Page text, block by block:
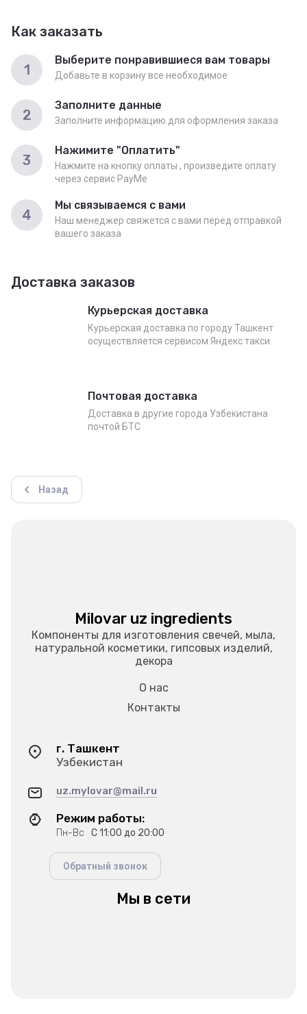
Как заказать
1
Выберите понравившиеся вам товары
Добавьте в корзину все необходимое
2
Заполните данные
Заполните информацию для оформления заказа
3
Нажимите "Оплатить"
Нажмите на кнопку оплаты , произведите оплату
через сервис PayMe
4
Мы связываемся с вами
Наш менеджер свяжется с вами перед отправкой
вашего заказа
Доставка заказов
Курьерская доставка
Курьерская доставка по городу Ташкент
осуществляется сервисом Яндекс такси
Почтовая доставка
Доставка в другие города Узбекистана
почтой БТС
Назад
Milovar uz ingredients
Компоненты для изготовления свечей, мыла,
натуральной косметики, гипсовых изделий,
декора
О нас
Контакты
г. Ташкент
Узбекистан
uz.mylovar@mail.ru
Режим работы:
Пн-Вс С 11:00 до 20:00
Обратный звонок
Мы в сети